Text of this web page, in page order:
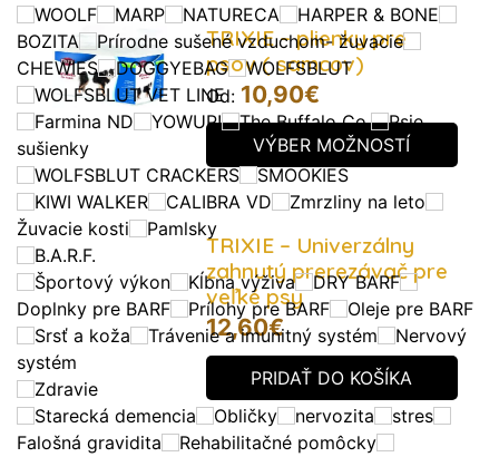
WOOLF
MARP NATURECA
HARPER & BONE
BOZITA
Prírodne sušené vzduchom- žuvacie
CHEWIES
DOGGYEBAG
WOLFSBLUT
WOLFSBLUT VET LINE
Farmina ND
YOWUP! The Buffalo Co.
Psie
sušienky
WOLFSBLUT CRACKERS
SMOOKIES
KIWI WALKER
CALIBRA VD
Zmrzliny na leto
Žuvacie kosti
Pamlsky
B.A.R.F.
Športový výkon
Kĺbna výživa
DRY BARF
Doplnky pre BARF
Prílohy pre BARF
Oleje pre BARF
Srsť a koža
Trávenie a imunitný systém
Nervový
systém
Zdravie
Starecká demencia
Obličky nervozita
stres
Falošná gravidita
Rehabilitačné pomôcky
TRIXIE – plienky pre
psov ( samcov)
Od: 10,90€
VÝBER MOŽNOSTÍ
TRIXIE – Univerzálny
zahnutý prerezávač pre
veľké psy
12,60€
PRIDAŤ DO KOŠÍKA